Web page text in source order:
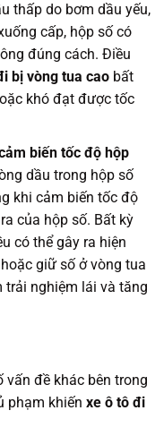
thấp do bơm dầu yếu,
cấp, hộp số có
đúng cách. Điều
bị vòng tua caobất
khó đạt được tốc
biến tốc độ hộp
dầu trong hộp số
khi cảm biến tốc độ
của hộp số. Bất kỳ
có thể gây ra hiện
giữ số ở vòng tua
trải nghiệm lái và tăng
vấn đề khác bên trong
phạm khiến xe ô tô đi